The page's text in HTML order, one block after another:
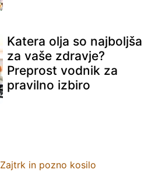
Katera olja so najboljša
za vaše zdravje?
Preprost vodnik za
pravilno izbiro
Zajtrk in pozno kosilo